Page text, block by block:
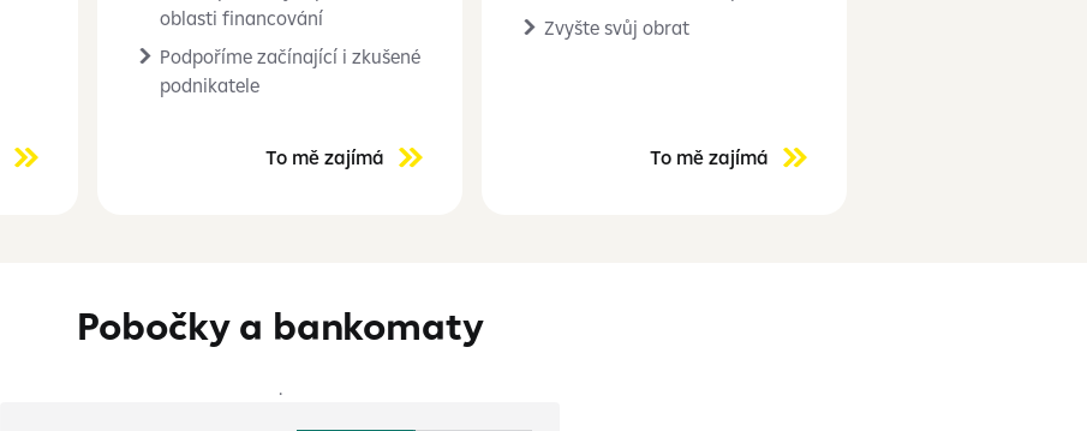
oblasti financování
Podpoříme začínající i zkušené
podnikatele
To mě zajímá
Zvyšte svůj obrat
To mě zajímá
Pobočky a bankomaty
.